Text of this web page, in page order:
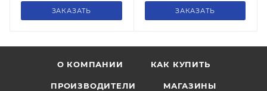
ЗАКАЗАТЬ ЗАКАЗАТЬ
О КОМПАНИИ КАК КУПИТЬ
ПРОИЗВОДИТЕЛИ МАГАЗИНЫ